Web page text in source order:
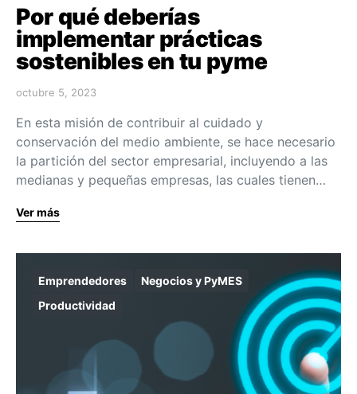
Por qué deberías
implementar prácticas
sostenibles en tu pyme
octubre 5, 2023
En esta misión de contribuir al cuidado y
conservación del medio ambiente, se hace necesario
la partición del sector empresarial, incluyendo a las
medianas y pequeñas empresas, las cuales tienen…
Ver más
Emprendedores
Negocios y PyMES
Productividad